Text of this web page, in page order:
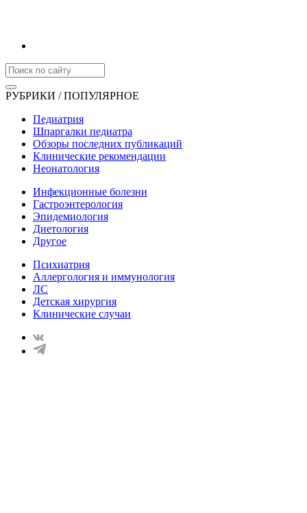
РУБРИКИ / ПОПУЛЯРНОЕ
Педиатрия
Шпаргалки педиатра
Обзоры последних публикаций
Клинические рекомендации
Неонатология
Инфекционные болезни
Гастроэнтерология
Эпидемиология
Диетология
Другое
Психиатрия
Аллергология и иммунология
ЛС
Детская хирургия
Клинические случаи